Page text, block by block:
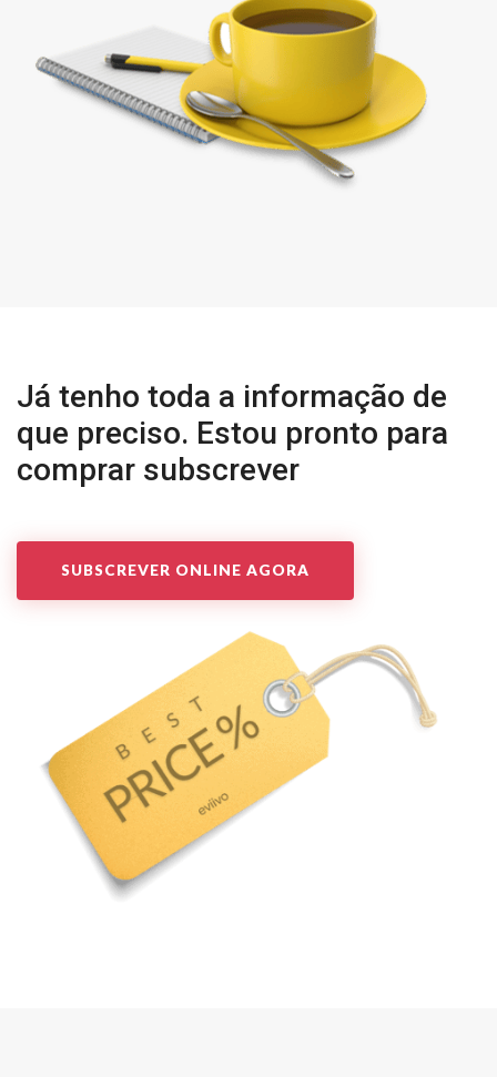
Já tenho toda a informação de
que preciso. Estou pronto para
comprar subscrever
SUBSCREVER ONLINE AGORA